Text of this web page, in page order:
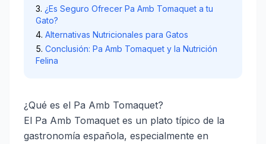
¿Es Seguro Ofrecer Pa Amb Tomaquet a tu
Gato?
Alternativas Nutricionales para Gatos
Conclusión: Pa Amb Tomaquet y la Nutrición
Felina
¿Qué es el Pa Amb Tomaquet?
El Pa Amb Tomaquet es un plato típico de la
gastronomía española, especialmente en